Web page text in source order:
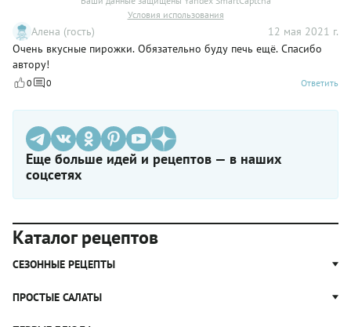
Условия использования
Алена (гость)
12 мая 2021 г.
Очень вкусные пирожки. Обязательно буду печь ещё. Спасибо
автору!
0 0 Ответить
Еще больше идей и рецептов — в наших
соцсетях
Каталог рецептов
СЕЗОННЫЕ РЕЦЕПТЫ
Рецепты из капусты
ПРОСТЫЕ САЛАТЫ